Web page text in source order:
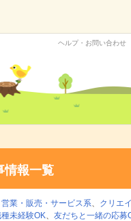
ヘルプ・お問い合わせ
情報一覧
営業・販売・サービス系、 クリエ
未経験OK、 友だちと一緒の応募